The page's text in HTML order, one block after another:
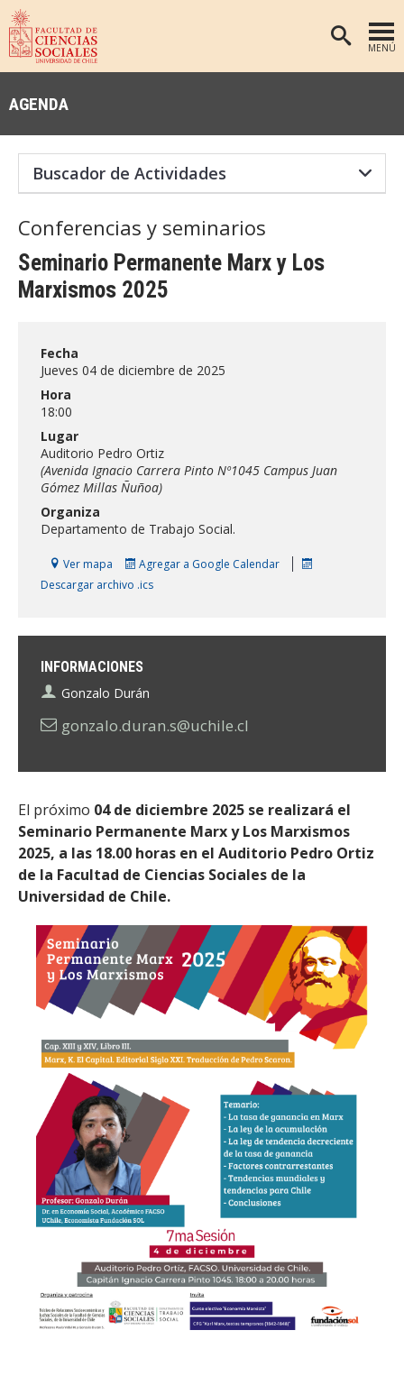
MENÚ
DEPARTAMENTOS
ANTROPOLOGÍA
EDUCACIÓN
PSICOLOGÍA
SOCIOLOGÍA
PREGRADO
POSTGRADO
INVESTIGACIÓN
PUBLICACIONES
ADMISIÓN
FUNCIONARIOS
AGENDA
Conferencias y seminarios
Seminario Permanente Marx y Los
Marxismos 2025
INFORMACIONES
Gonzalo Durán
gonzalo.duran.s@uchile.cl
Fecha
Jueves 04 de diciembre de 2025
Hora
18:00
Lugar
Auditorio Pedro Ortiz
(Avenida Ignacio Carrera Pinto Nº1045 Campus Juan
Gómez Millas Ñuñoa)
Organiza
Departamento de Trabajo Social.
Ver mapa
Agregar a Google Calendar
Descargar archivo .ics
El próximo 04 de diciembre 2025 se realizará el
Seminario Permanente Marx y Los Marxismos
2025, a las 18.00 horas en el Auditorio Pedro Ortiz
de la Facultad de Ciencias Sociales de la
Universidad de Chile.